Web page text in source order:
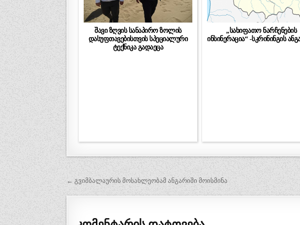
შავი ზღვის სანაპირო ზოლის
დასუფთავებისთვის სპეციალური
ტექნიკა გადაეცა
,,სახიფათო ნარჩენების
ინსინერაცია“ -სკრინინგის
პოსტის
ნავიგაცია
← გვიმბალაურის მოსახლეობამ ანგარიში მოისმინა